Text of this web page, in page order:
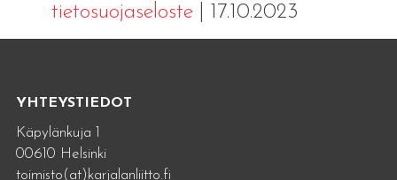
tietosuojaseloste| 17.10.2023
YHTEYSTIEDOT
Käpylänkuja 1
00610 Helsinki
toimisto(at)karjalanliitto.fi